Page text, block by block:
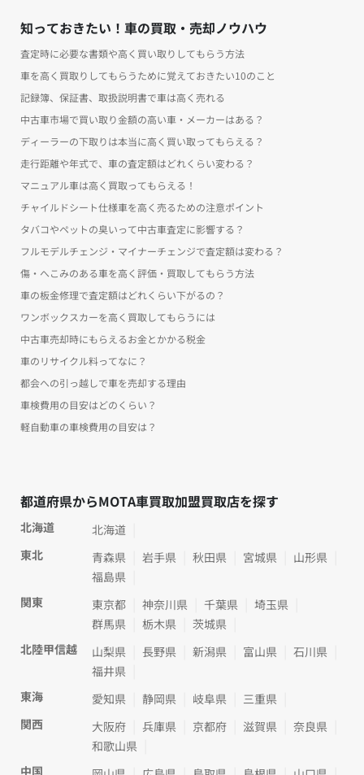
知っておきたい！車の買取・売却ノウハウ
査定時に必要な書類や高く買い取りしてもらう方法
車を高く買取りしてもらうために覚えておきたい10のこと
記録簿、保証書、取扱説明書で車は高く売れる
中古車市場で買い取り金額の高い車・メーカーはある？
ディーラーの下取りは本当に高く買い取ってもらえる？
走行距離や年式で、車の査定額はどれくらい変わる？
マニュアル車は高く買取ってもらえる！
チャイルドシート仕様車を高く売るための注意ポイント
タバコやペットの臭いって中古車査定に影響する？
フルモデルチェンジ・マイナーチェンジで査定額は変わる？
傷・へこみのある車を高く評価・買取してもらう方法
車の板金修理で査定額はどれくらい下がるの？
ワンボックスカーを高く買取してもらうには
中古車売却時にもらえるお金とかかる税金
車のリサイクル料ってなに？
都会への引っ越しで車を売却する理由
車検費用の目安はどのくらい？
軽自動車の車検費用の目安は？
都道府県からMOTA車買取加盟買取店を探す
北海道
北海道
東北
青森県 岩手県 秋田県 宮城県
山形県
福島県
関東
東京都 神奈川県 千葉県
埼玉県
群馬県
栃木県
茨城県
北陸甲信越
山梨県 長野県 新潟県 富山県
石川県
福井県
東海
愛知県 静岡県 岐阜県
三重県
関西
大阪府 兵庫県 京都府 滋賀県
奈良県
和歌山県
中国